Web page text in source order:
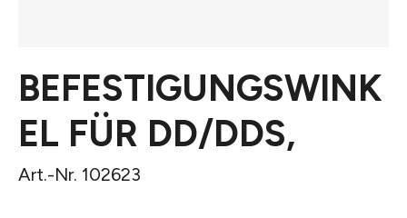
BEFESTIGUNGSWINK
EL FÜR DD/DDS,
Art.-Nr. 102623